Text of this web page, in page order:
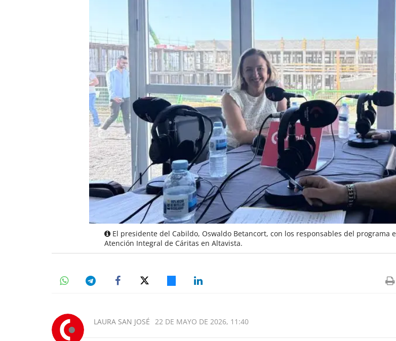
El presidente del Cabildo, Oswaldo Betancort, con los responsables del programa
Atención Integral de Cáritas en Altavista.
LAURA SAN JOSÉ 22 DE MAYO DE 2026, 11:40